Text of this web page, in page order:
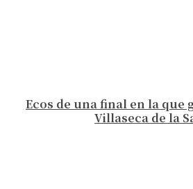
Ecos de una final en la que
Villaseca de la